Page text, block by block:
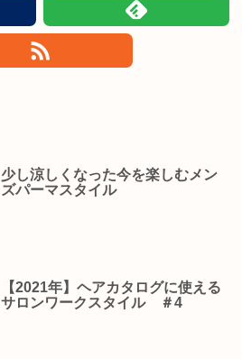
少し涼しくなった今を楽しむメン
ズパーマスタイル
【2021年】ヘアカタログに使える
サロンワークスタイル ＃4